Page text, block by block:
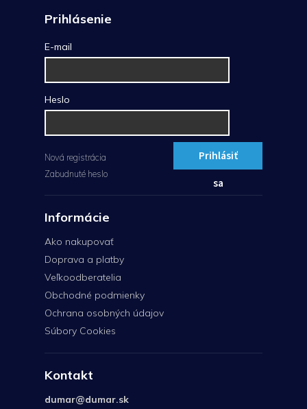
Prihlásenie
E-mail
Heslo
Prihlásiť
sa
Nová registrácia
Zabudnuté heslo
Informácie
Ako nakupovať
Doprava a platby
Veľkoodberatelia
Obchodné podmienky
Ochrana osobných údajov
Súbory Cookies
Kontakt
dumar@dumar.sk